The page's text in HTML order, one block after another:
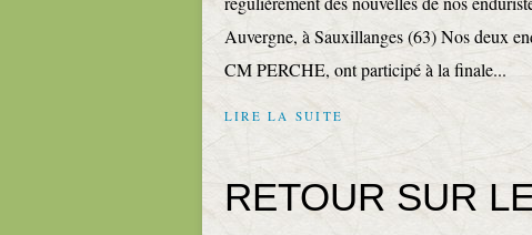
Auvergne, à Sauxillanges (63) Nos deux
CM PERCHE, ont participé à la finale...
LIRE LA SUITE
RETOUR SUR